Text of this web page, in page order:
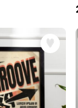
was an